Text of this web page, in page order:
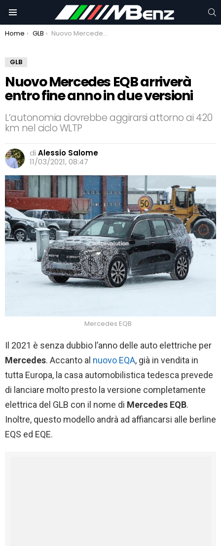
You are here:
Home GLB Nuovo Mercedes EQB arriverà entro fine anno in due versioni
GLB
Nuovo Mercedes EQB arriverà
entro fine anno in due versioni
L’autonomia dovrebbe aggirarsi attorno ai 420
km nel ciclo WLTP
di Alessio Salome
11/03/2021, 08:47
Mercedes EQB
Il 2021 è senza dubbio l’anno delle auto elettriche per
Mercedes. Accanto al nuovo EQA, già in vendita in
tutta Europa, la casa automobilistica tedesca prevede
di lanciare molto presto la versione completamente
elettrica del GLB con il nome di Mercedes EQB.
Inoltre, questo modello andrà ad affiancarsi alle berline
EQS ed EQE.